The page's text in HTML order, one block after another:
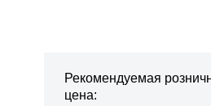
Рекомендуемая
цена: